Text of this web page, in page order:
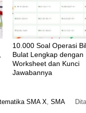
10.000 Soal Operasi
Bulat Lengkap dengan
Worksheet dan Kunci
Jawabannya
SMA X, SMA